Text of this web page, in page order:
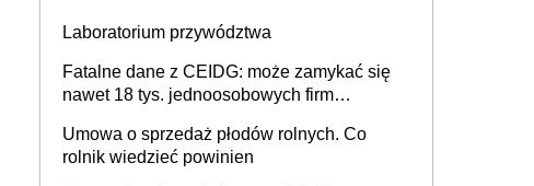
Laboratorium przywództwa
Fatalne dane z CEIDG: może zamykać się
nawet 18 tys. jednoosobowych firm
Umowa o sprzedaż płodów rolnych. Co
rolnik wiedzieć powinien